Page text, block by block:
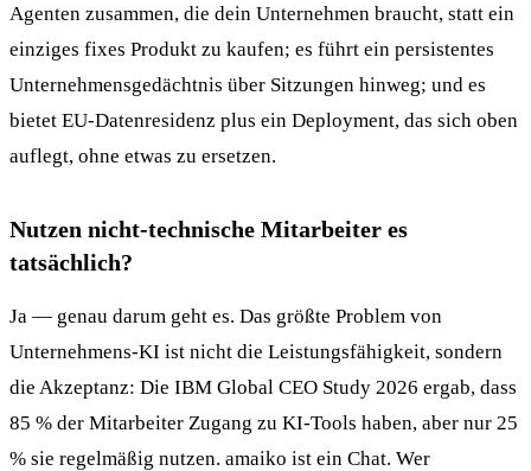
Agenten zusammen, die dein Unternehmen braucht, statt ein
einziges fixes Produkt zu kaufen; es führt ein persistentes
Unternehmensgedächtnis über Sitzungen hinweg; und es
bietet EU-Datenresidenz plus ein Deployment, das sich oben
auflegt, ohne etwas zu ersetzen.
Nutzen nicht-technische Mitarbeiter es
tatsächlich?
Ja — genau darum geht es. Das größte Problem von
Unternehmens-KI ist nicht die Leistungsfähigkeit, sondern
die Akzeptanz: Die IBM Global CEO Study 2026 ergab, dass
85 % der Mitarbeiter Zugang zu KI-Tools haben, aber nur 25
% sie regelmäßig nutzen. amaiko ist ein Chat. Wer